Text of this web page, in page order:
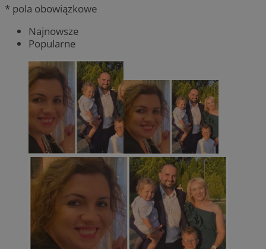
* pola obowiązkowe
Najnowsze
Popularne